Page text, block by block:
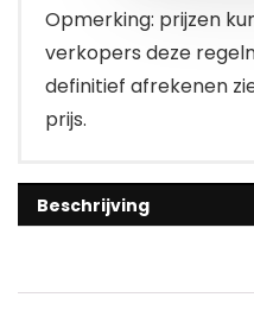
Opmerking: prijzen
verkopers deze
definitief afrekenen
prijs.
Beschrijving